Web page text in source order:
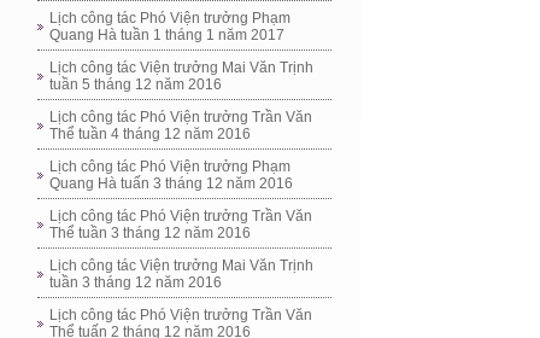
Lịch công tác Phó Viện trưởng Phạm
Quang Hà tuần 1 tháng 1 năm 2017
Lịch công tác Viện trưởng Mai Văn Trịnh
tuần 5 tháng 12 năm 2016
Lịch công tác Phó Viện trưởng Trần Văn
Thể tuần 4 tháng 12 năm 2016
Lịch công tác Phó Viện trưởng Phạm
Quang Hà tuấn 3 tháng 12 năm 2016
Lịch công tác Phó Viện trưởng Trần Văn
Thể tuần 3 tháng 12 năm 2016
Lịch công tác Viện trưởng Mai Văn Trịnh
tuần 3 tháng 12 năm 2016
Lịch công tác Phó Viện trưởng Trần Văn
Thể tuấn 2 tháng 12 năm 2016